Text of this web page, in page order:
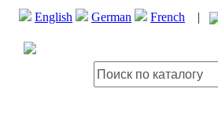
English German French |